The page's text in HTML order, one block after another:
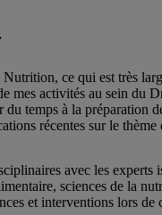
ce qui est très
mes activités au sein du
du temps à la préparation
récentes sur le
avec les experts
sciences de la
et interventions lors de